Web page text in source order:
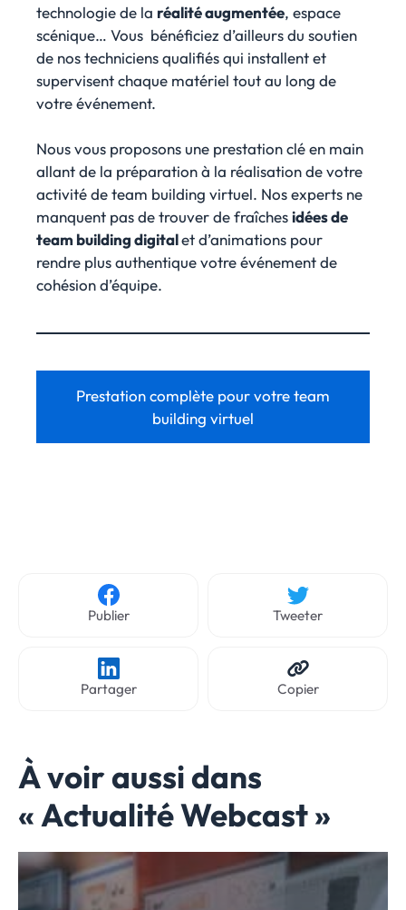
technologie de la réalité augmentée, espace
scénique… Vous bénéficiez d’ailleurs du soutien
de nos techniciens qualifiés qui installent et
supervisent chaque matériel tout au long de
votre événement.
Nous vous proposons une prestation clé en main
allant de la préparation à la réalisation de votre
activité de team building virtuel. Nos experts ne
manquent pas de trouver de fraîchesidées de
team building digitalet d’animations pour
rendre plus authentique votre événement de
cohésion d’équipe.
Prestation complète pour votre team
building virtuel
Publier Tweeter
Partager Copier
À voir aussi dans
« Actualité Webcast »